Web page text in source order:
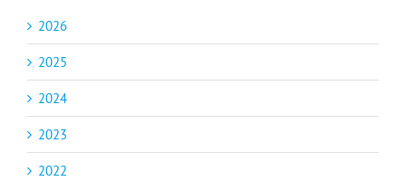
2026
2025
2024
2023
2022